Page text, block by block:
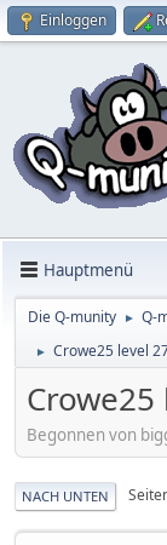
Einloggen
Hauptmenü
Die Q-munity ► Q-
► Crowe25 level
Crowe25
Begonnen von
NACH UNTEN